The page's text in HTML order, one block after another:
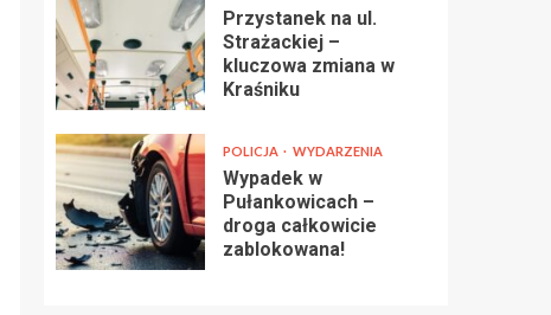
Przystanek na ul.
Strażackiej –
kluczowa zmiana w
Kraśniku
POLICJA WYDARZENIA
Wypadek w
Pułankowicach –
droga całkowicie
zablokowana!